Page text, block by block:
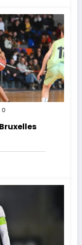
0